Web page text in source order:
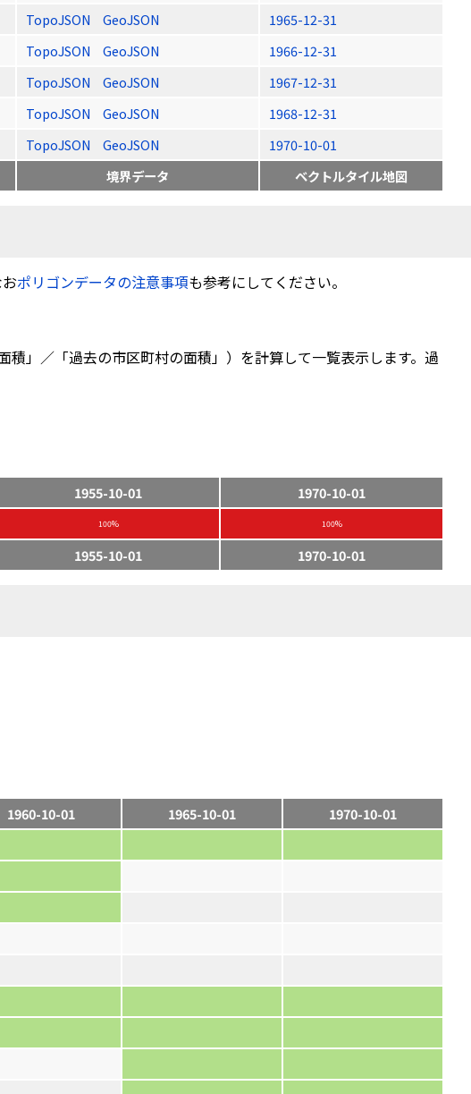
TopoJSON GeoJSON
1965-12-31
TopoJSON GeoJSON
1966-12-31
TopoJSON GeoJSON
1967-12-31
TopoJSON GeoJSON
1968-12-31
TopoJSON GeoJSON
1970-10-01
境界データ ベクトルタイル地図
ポリゴンデータの注意事項も参考にしてください。
」／「過去の市区町村の面積」）を計算して一覧表示します。過
1955-10-01
1970-10-01
100% 100%
1955-10-01 1970-10-01
1960-10-01 1965-10-01
1970-10-01